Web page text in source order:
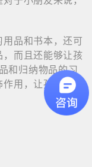
品和书本，还可
，而且还能够让孩
和归纳物品的习
用，让孩子学习